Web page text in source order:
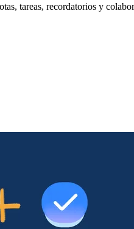
tareas, recordatorios y